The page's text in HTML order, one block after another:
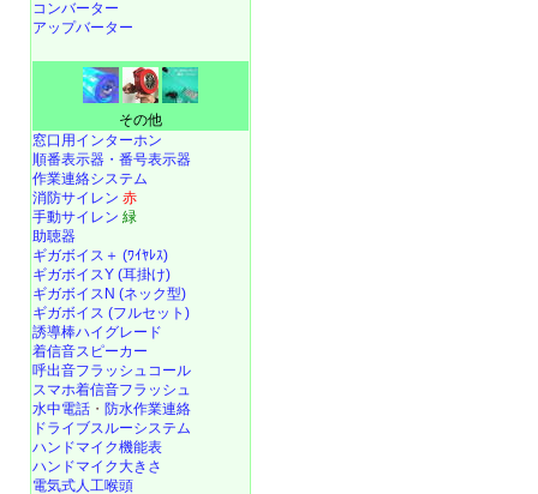
コンバーター
アップバーター
その他
窓口用インターホン
順番表示器・番号表示器
作業連絡システム
消防サイレン 赤
手動サイレン 緑
助聴器
ギガボイス＋ (ﾜｲﾔﾚｽ)
ギガボイスY (耳掛け)
ギガボイスN (ネック型)
ギガボイス (フルセット)
誘導棒ハイグレード
着信音スピーカー
呼出音フラッシュコール
スマホ着信音フラッシュ
水中電話 ・ 防水作業連絡
ドライブスルーシステム
ハンドマイク機能表
ハンドマイク大きさ
電気式人工喉頭